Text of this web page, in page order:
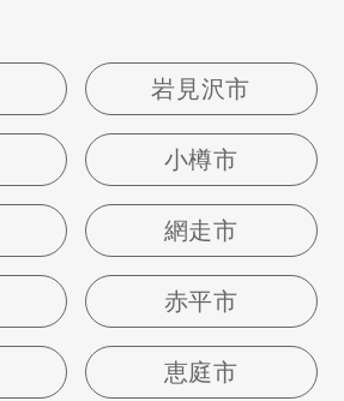
岩見沢市
小樽市
網走市
赤平市
恵庭市